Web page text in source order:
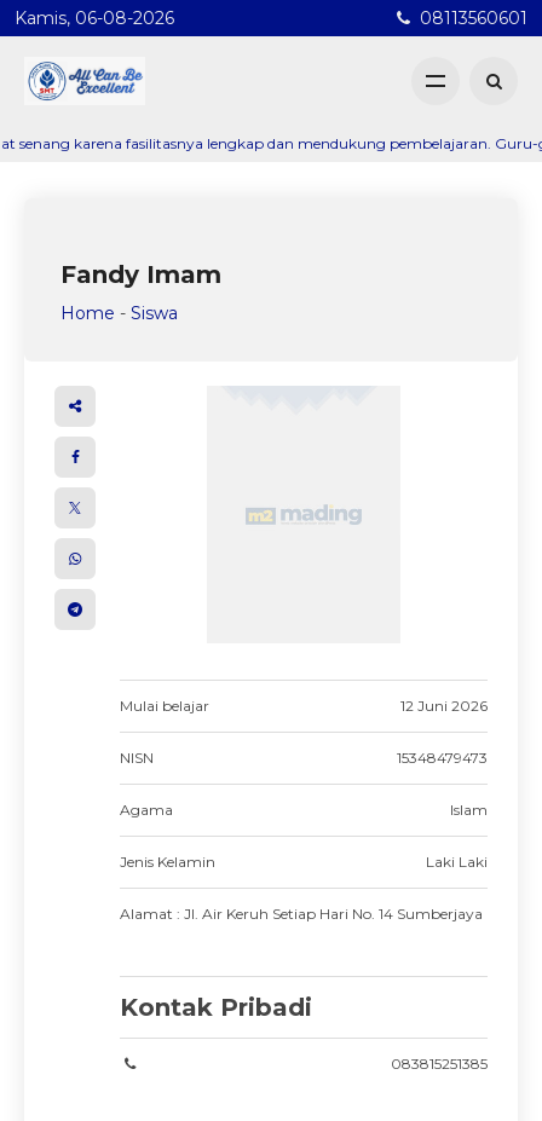
Kamis, 06-08-2026 08113560601
karena fasilitasnya lengkap dan mendukung pembelajaran. Guru-
Fandy Imam
Home - Siswa
Mulai belajar 12 Juni 2026
NISN 15348479473
Agama Islam
Jenis Kelamin Laki Laki
Alamat : Jl. Air Keruh Setiap Hari No. 14 Sumberjaya
Kontak Pribadi
083815251385